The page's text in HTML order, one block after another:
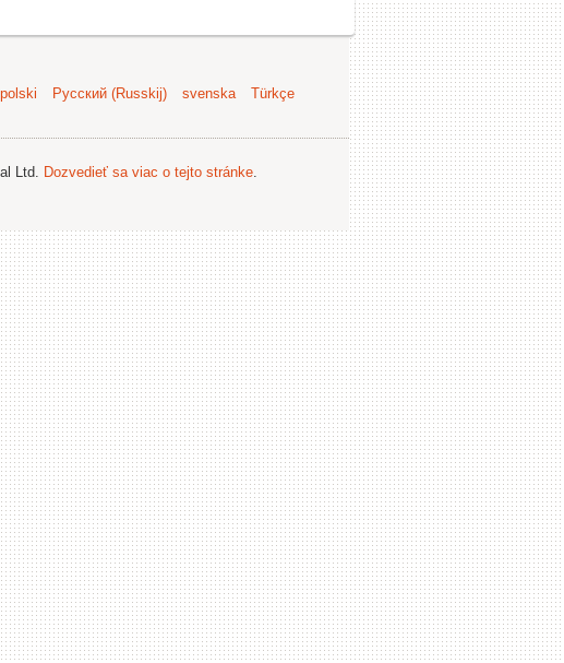
polski Русский (Russkij) svenska
Türkçe
Ltd. Dozvedieť sa viac o tejto stránke.